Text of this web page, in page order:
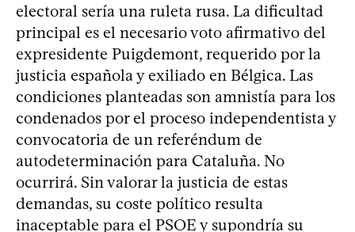
electoral sería una ruleta rusa. La dificultad
principal es el necesario voto afirmativo del
expresidente Puigdemont, requerido por la
justicia española y exiliado en Bélgica. Las
condiciones planteadas son amnistía para los
condenados por el proceso independentista y
convocatoria de un referéndum de
autodeterminación para Cataluña. No
ocurrirá. Sin valorar la justicia de estas
demandas, su coste político resulta
inaceptable para el PSOE y supondría su